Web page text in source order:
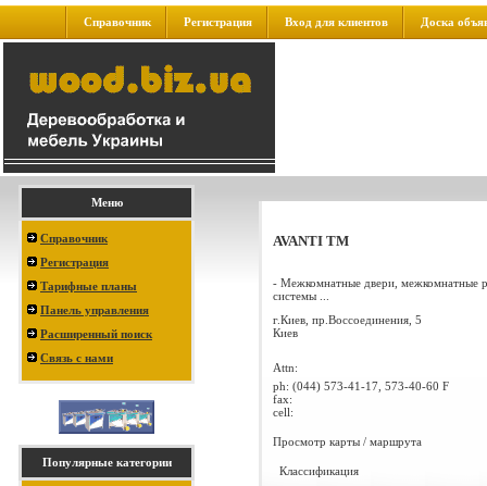
Справочник Регистрация Вход для клиентов Доска
Меню
Справочник
Регистрация
Тарифные планы
Панель управления
Расширенный поиск
Связь с нами
Популярные категории
AVANTI ТМ
- Межкомнатные двери, межкомнатные
системы ...
г.Киев, пр.Воссоединения, 5
Киев
Attn:
ph: (044) 573-41-17, 573-40-60 F
fax:
cell:
Просмотр карты / маршрута
Классификация